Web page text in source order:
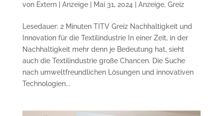
von Extern | Anzeige| Mai 31, 2024 Anzeige, Greiz
Lesedauer: 2 Minuten TITV Greiz Nachhaltigkeit und
Innovation für die Textilindustrie In einer Zeit, in der
Nachhaltigkeit mehr denn je Bedeutung hat, sieht
auch die Textilindustrie große Chancen. Die Suche
nach umweltfreundlichen Lösungen und innovativen
Technologien...